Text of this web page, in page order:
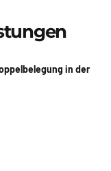
in der